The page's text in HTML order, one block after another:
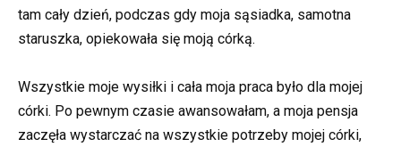
tam cały dzień, podczas gdy moja sąsiadka, samotna
staruszka, opiekowała się moją córką.
Wszystkie moje wysiłki i cała moja praca było dla mojej
córki. Po pewnym czasie awansowałam, a moja pensja
zaczęła wystarczać na wszystkie potrzeby mojej córki,